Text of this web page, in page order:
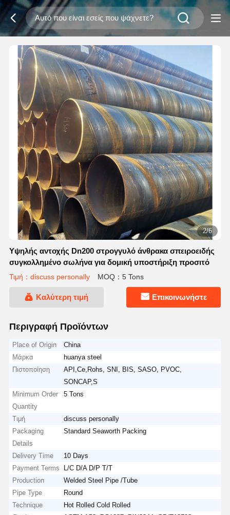
2/6
Υψηλής αντοχής Dn200 στρογγυλό άνθρακα σπειροειδής
συγκολλημένο σωλήνα για δομική υποστήριξη προσιτό
Τιμή：discuss personally MOQ：5 Tons
Καλύτερη τιμή Επικοινωνήστε
Περιγραφή Προϊόντων
Place of Origin
China
Μάρκα
huanya steel
Πιστοποίηση
API,Ce,Rohs, SNI, BIS, SASO, PVOC,
SONCAP,S
Minimum Order
Quantity
5 Tons
Τιμή
discuss personally
Packaging
Details
Standard Seaworth Packing
Delivery Time
10 Days
Payment Terms
L/C D/A D/P T/T
Production
Welded Steel Pipe /Tube
Pipe Type
Round
Technique
Hot Rolled Cold Rolled